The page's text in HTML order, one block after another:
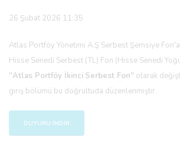
26 Şubat 2026 11:35
Atlas Portföy Yönetimi A.Ş Serbest Şemsiye
Hisse Senedi Serbest (TL) Fon (Hisse Senedi
''Atlas Portföy İkinci Serbest Fon'' olarak
giriş bölümü bu doğrultuda düzenlenmiştir.
DUYURU İNDIR